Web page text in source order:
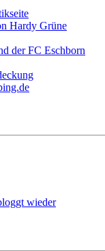
Hardy Grüne
der FC Eschborn
wieder